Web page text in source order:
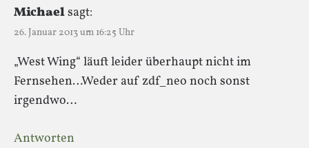
Michaelsagt:
26. Januar 2013 um 16:25 Uhr
„West Wing“ läuft leider überhaupt nicht im
Fernsehen…Weder auf zdf_neo noch sonst
irgendwo…
Antworten